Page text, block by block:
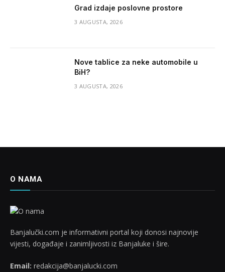
Grad izdaje poslovne prostore
3 AUGUSTA, 2026
Nove tablice za neke automobile u
BiH?
3 AUGUSTA, 2026
O NAMA
Banjalučki.com je informativni portal koji donosi najnovije
vijesti, događaje i zanimljivosti iz Banjaluke i šire.
Email: redakcija@banjalucki.com